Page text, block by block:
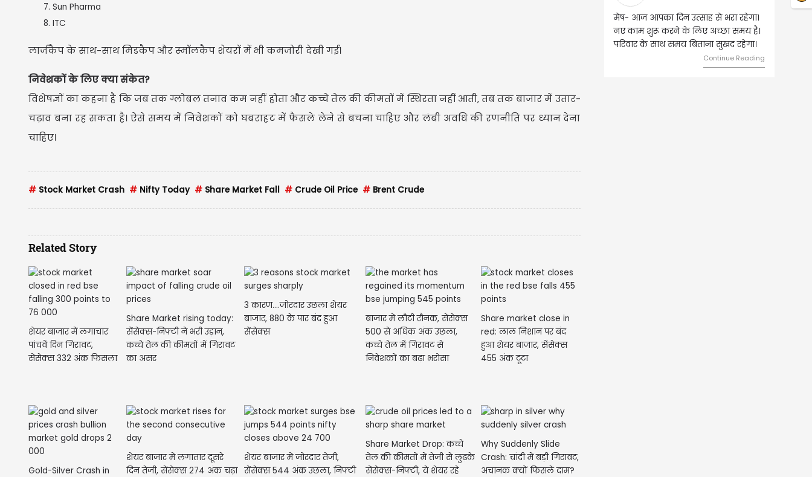
Sun Pharma
ITC
लार्जकैप के साथ-साथ मिडकैप और स्मॉलकैप शेयरों में भी कमजोरी देखी गई।
निवेशकों के लिए क्या संकेत?
विशेषज्ञों का कहना है कि जब तक ग्लोबल तनाव कम नहीं होता और कच्चे तेल की कीमतों में स्थिरता नहीं आती, तब तक बाजार में उतार-
चढ़ाव बना रह सकता है। ऐसे समय में निवेशकों को घबराहट में फैसले लेने से बचना चाहिए और लंबी अवधि की रणनीति पर ध्यान देना
चाहिए।
# Stock Market Crash # Nifty Today # Share Market Fall # Crude Oil Price # Brent Crude
Related Story
शेयर बाजार में लगाचार
पांचवें दिन गिरावट,
सेंसेक्स 332 अंक फिसला
Share Market rising today:
सेंसेक्स-निफ्टी ने भरी उड़ान,
कच्चे तेल की कीमतों में गिरावट
का असर
3 कारण....जोरदार उछला शेयर
बाजार, 880 के पार बंद हुआ
सेंसेक्स
बाजार में लौटी रौनक, सेंसेक्स
500 से अधिक अंक उछला,
कच्चे तेल में गिरावट से
निवेशकों का बढ़ा भरोसा
Share market close in
red: लाल निशान पर बंद
हुआ शेयर बाजार, सेंसेक्स
455 अंक टूटा
Gold-Silver Crash in
शेयर बाजार में लगातार दूसरे
दिन तेजी, सेंसेक्स 274 अंक चढ़ा
शेयर बाजार में जोरदार तेजी,
सेंसेक्स 544 अंक उछला, निफ्टी
Share Market Drop: कच्चे
तेल की कीमतों में तेजी से लुढ़के
सेंसेक्स-निफ्टी, ये शेयर रहे
Why Suddenly Slide
Crash: चांदी में बड़ी गिरावट,
अचानक क्यों फिसले दाम?
मेष- आज आपका दिन उत्साह से भरा रहेगा।
नए काम शुरू करने के लिए अच्छा समय है।
परिवार के साथ समय बिताना सुखद रहेगा।
वृष- आज का दिन इस राशि के जातकों
लिए शुभ रहने वाला है। धन और नौकरी
मामलों में सफलता मिलेगी। मित्रों से
मेलजोल बढ़ेगा। आर्थिक निवेश सोच-
समझकर...